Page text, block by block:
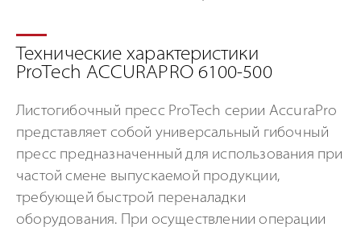
Технические характеристики
ProTech ACCURAPRO 6100-500
Листогибочный пресс ProTech серии AccuraPro
представляет собой универсальный гибочный
пресс предназначенный для использования при
частой смене выпускаемой продукции,
требующей быстрой переналадки
оборудования. При осуществлении операции